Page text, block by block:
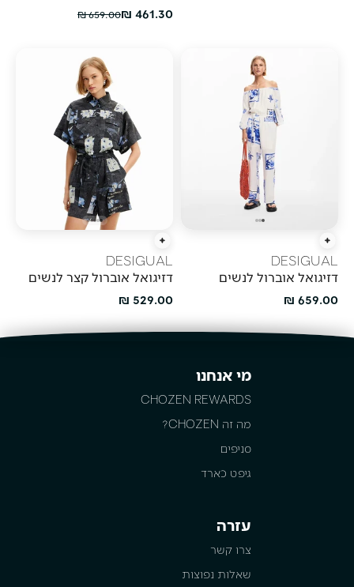
מחיר מבצע
461.30 ₪ מחיר רגיל
659.00 ₪
הוספה מהירה
DESIGUAL
דזיגואל אוברול לנשים
מחיר מבצע
659.00 ₪
הוספה מהירה
DESIGUAL
דזיגואל אוברול קצר לנשים
מחיר מבצע
529.00 ₪
מי אנחנו
CHOZEN REWARDS
מה זה CHOZEN?
סניפים
גיפט כארד
עזרה
צרו קשר
שאלות נפוצות